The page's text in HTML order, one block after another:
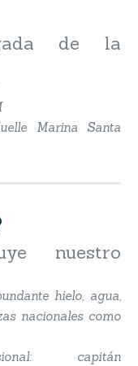
de la
Marina Santa
nuestro
hielo, agua,
nacionales como
capitán